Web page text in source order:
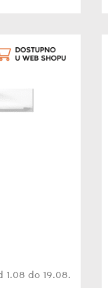
1.08 do 19.08.